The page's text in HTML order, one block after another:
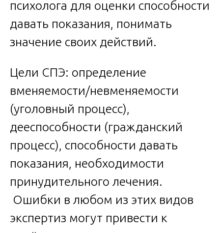
психолога для оценки способности
давать показания, понимать
значение своих действий.
Цели СПЭ: определение
вменяемости/невменяемости
(уголовный процесс),
дееспособности (гражданский
процесс), способности давать
показания, необходимости
принудительного лечения.
Ошибки в любом из этих видов
экспертиз могут привести к